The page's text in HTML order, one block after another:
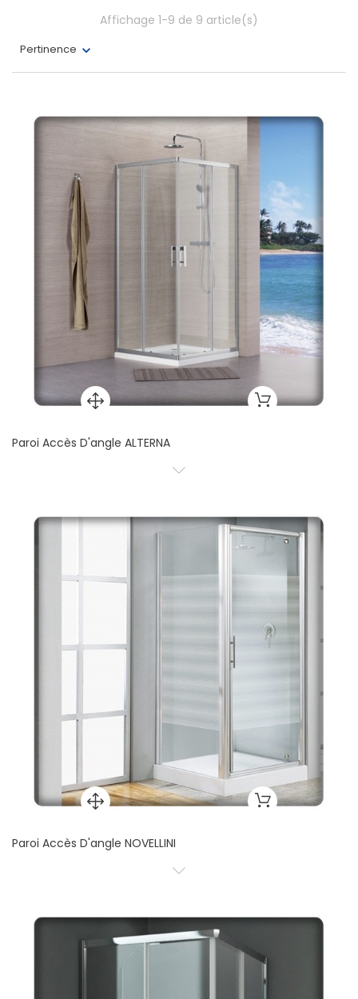
Pertinence
Affichage 1-9 de 9 article(s)
Paroi Accès D'angle ALTERNA
Paroi Accès D'angle NOVELLINI